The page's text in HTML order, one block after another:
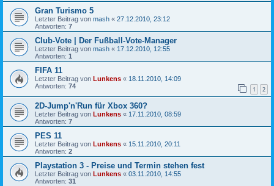
Gran Turismo 5
Letzter Beitrag von mash « 27.12.2010, 23:12
Antworten: 7
Club-Vote | Der Fußball-Vote-Manager
Letzter Beitrag von mash « 17.12.2010, 12:55
Antworten: 1
FIFA 11
Letzter Beitrag von Lunkens « 18.11.2010, 14:09
Antworten: 74 1 2
2D-Jump'n'Run für Xbox 360?
Letzter Beitrag von Lunkens « 17.11.2010, 08:59
Antworten: 7
PES 11
Letzter Beitrag von Lunkens « 15.11.2010, 20:11
Antworten: 2
Playstation 3 - Preise und Termin stehen fest
Letzter Beitrag von Lunkens « 03.11.2010, 14:55
Antworten: 31